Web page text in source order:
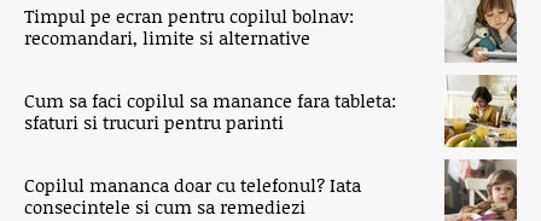
Timpul pe ecran pentru copilul bolnav:
recomandari, limite si alternative
Cum sa faci copilul sa manance fara tableta:
sfaturi si trucuri pentru parinti
Copilul mananca doar cu telefonul? Iata
consecintele si cum sa remediezi